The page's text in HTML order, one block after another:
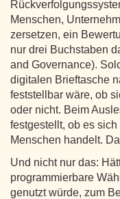
Menschen,
zersetzen, ein
nur drei Buchstaben
and Governance).
digitalen Brieftasche
feststellbar wäre, ob
oder nicht. Beim
festgestellt, ob es
Menschen handelt.
Und nicht nur das:
programmierbare
genutzt würde, zum